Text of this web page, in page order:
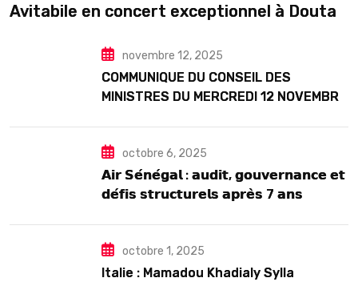
Avitabile en concert exceptionnel à Douta
novembre 12, 2025
COMMUNIQUE DU CONSEIL DES
MINISTRES DU MERCREDI 12 NOVEMBRE
octobre 6, 2025
𝗔𝗶𝗿 𝗦𝗲́𝗻𝗲́𝗴𝗮𝗹 : 𝗮𝘂𝗱𝗶𝘁, 𝗴𝗼𝘂𝘃𝗲𝗿𝗻𝗮𝗻𝗰𝗲 𝗲𝘁
𝗱𝗲́𝗳𝗶𝘀 𝘀𝘁𝗿𝘂𝗰𝘁𝘂𝗿𝗲𝗹𝘀 𝗮𝗽𝗿𝗲̀𝘀 7 𝗮𝗻𝘀
octobre 1, 2025
Italie : Mamadou Khadialy Sylla